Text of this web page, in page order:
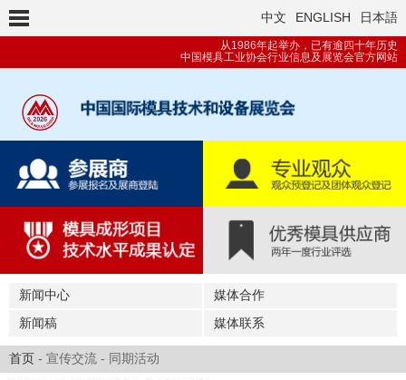
中文 ENGLISH 日本語
从1986年起举办，已有逾四十年历史
中国模具工业协会行业信息及展览会官方网站
新闻中心 媒体合作
新闻稿 媒体联系
首页 - 宣传交流 - 同期活动